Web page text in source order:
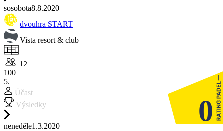
0
sosobota8.8.2020
dvouhra START
Vista resort & club
12
100
5.
Účast
Výsledky
neneděle1.3.2020